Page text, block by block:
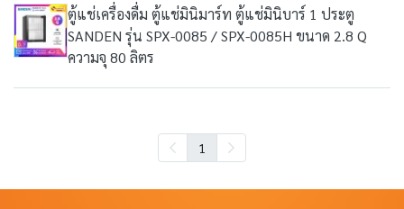
ตู้แช่เครื่องดื่ม ตู้แช่มินิมาร์ท ตู้แช่มินิบาร์ 1 ประตู
SANDEN รุ่น SPX-0085 / SPX-0085H ขนาด 2.8 Q
ความจุ 80 ลิตร
1